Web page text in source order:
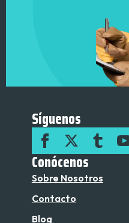
Síguenos
Conócenos
Sobre Nosotros
Contacto
Blog